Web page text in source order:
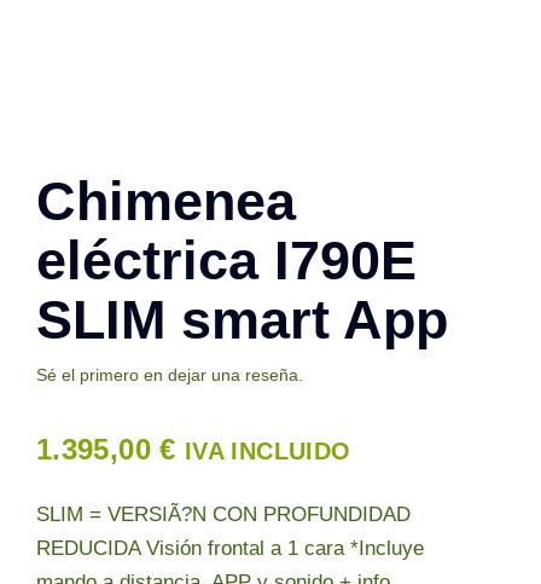
Chimenea
eléctrica I790E
SLIM smart App
Sé el primero en dejar una reseña.
1.395,00€ IVA INCLUIDO
SLIM = VERSIÃ?N CON PROFUNDIDAD
REDUCIDA Visión frontal a 1 cara *Incluye